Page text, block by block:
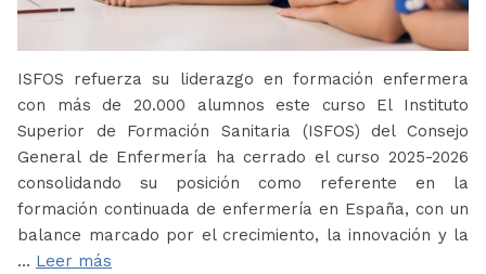
ISFOS refuerza su liderazgo en formación enfermera
con más de 20.000 alumnos este curso El Instituto
Superior de Formación Sanitaria (ISFOS) del Consejo
General de Enfermería ha cerrado el curso 2025-2026
consolidando su posición como referente en la
formación continuada de enfermería en España, con un
balance marcado por el crecimiento, la innovación y la
… Leer más